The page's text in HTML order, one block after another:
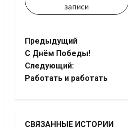
записи
Навигация
записи
Предыдущий
С Днём Победы!
Следующий:
Работать и работать
СВЯЗАННЫЕ ИСТОРИИ